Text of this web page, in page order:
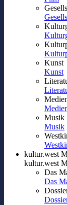
Kunst
Kunst
Musik
Musik
kultur.west
kultur.west
Das
Das